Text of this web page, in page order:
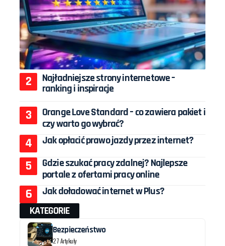
Najładniejsze strony internetowe –
ranking i inspiracje
Orange Love Standard – co zawiera pakiet i
czy warto go wybrać?
Jak opłacić prawo jazdy przez internet?
Gdzie szukać pracy zdalnej? Najlepsze
portale z ofertami pracy online
Jak doładować internet w Plus?
KATEGORIE
Bezpieczeństwo
27 Artykuły